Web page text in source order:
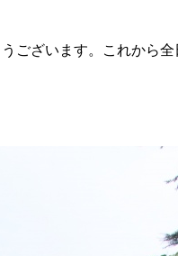
ございます。これから